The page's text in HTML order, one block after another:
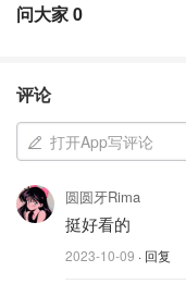
问大家0
评论
打开App写评论
圆圆牙Rima
挺好看的
2023-10-09 · 回复